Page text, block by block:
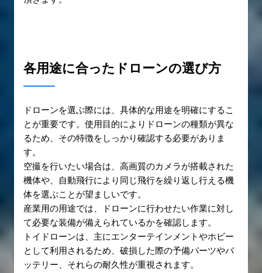
各用途に合ったドローンの選び方
ドローンを選ぶ際には、具体的な用途を明確にするこ
とが重要です。使用目的によりドローンの種類が異な
るため、その特徴をしっかり確認する必要がありま
す。
空撮を行いたい場合は、高画質のカメラが搭載された
機体や、自動飛行により同じ飛行を繰り返し行える機
体を選ぶことが望ましいです。
産業用の用途では、ドローンに行わせたい作業に対し
て必要な装備が備えられているかを確認します。
トイドローンは、主にエンターテインメントやホビー
として利用されるため、破損した際の予備パーツやバ
ッテリー、それらの耐久性が重視されます。